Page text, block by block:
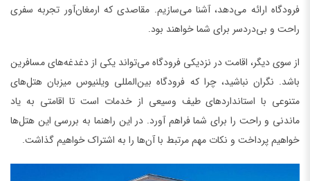
فرودگاه ارائه می‌دهد، آشنا می‌سازیم. مقاصدی که ارمغان‌آور تجربه سفری
راحت و بی‌دردسر برای شما خواهند بود.
از سوی دیگر، اقامت در نزدیکی فرودگاه می‌تواند یکی از دغدغه‌های مسافرین
باشد. نگران نباشید، چرا که فرودگاه بین‌المللی ویلنیوس میزبان هتل‌های
متنوعی با استانداردهای طیف وسیعی از خدمات است تا اقامتی به یاد
ماندنی و راحت را برای شما فراهم آورد. در این راهنما به بررسی این هتل‌ها
خواهیم پرداخت و نکات مهم مرتبط با آن‌ها را به اشتراک خواهیم گذاشت.